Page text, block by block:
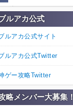
ルアカ公式
ルアカ公式サイト
ルアカ公式Twitter
ゲー攻略Twitter
略メンバー大募集！